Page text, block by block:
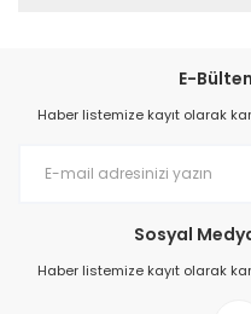
E-
Haber listemize kayıt olarak
Sosyal
Haber listemize kayıt olarak